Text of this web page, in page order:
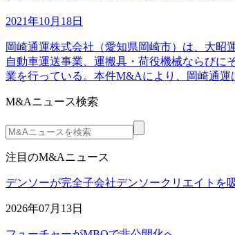
2021年10月18日
岡崎通運株式会社（愛知県岡崎市）は、大昭
自動車運送事業、運搬具・荷役機械ならびに
業を行っている。本件M&Aにより、岡崎通運
M&Aニュース検索
注目のM&Aニュース
デンソーが完全子会社デンソークリエイトを
2026年07月13日